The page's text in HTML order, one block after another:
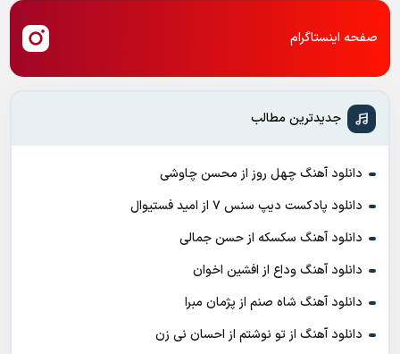
صفحه اینستاگرام
جدیدترین مطالب
دانلود آهنگ چهل روز از محسن چاوشی
دانلود پادکست ديپ سنس ۷ از اميد فستيوال
دانلود آهنگ سکسکه از حسن جمالی
دانلود آهنگ وداع از افشين اخوان
دانلود آهنگ شاه صنم از پژمان مبرا
دانلود آهنگ از تو نوشتم از احسان نی زن